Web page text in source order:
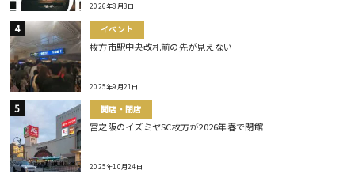
2026年8月3日
イベント
枚方市駅中央改札前の先が見えない
2025年9月21日
開店・閉店
宮之阪のイズミヤSC枚方が2026年春で閉館
2025年10月24日